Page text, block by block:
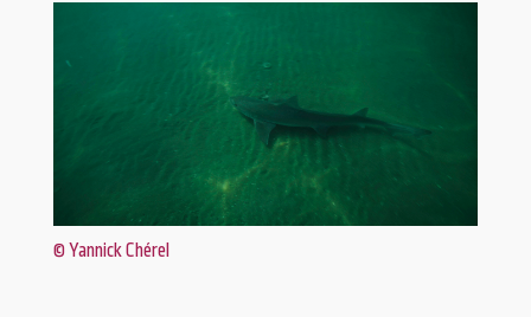
© Yannick Chérel